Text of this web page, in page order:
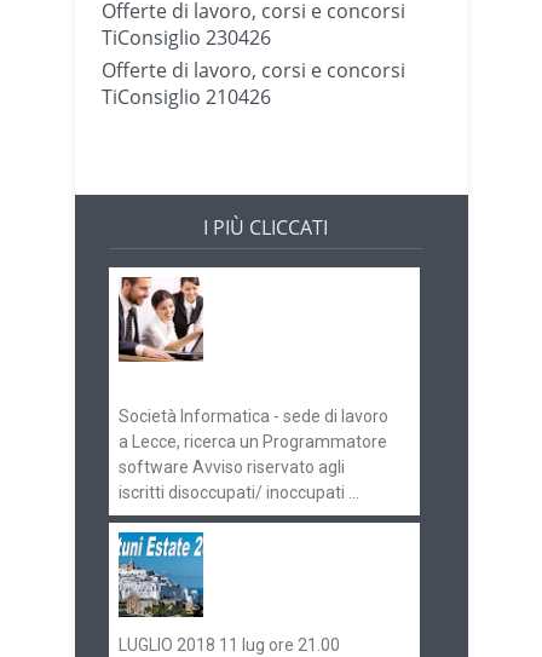
Offerte di lavoro, corsi e concorsi
TiConsiglio 230426
Offerte di lavoro, corsi e concorsi
TiConsiglio 210426
I PIÙ CLICCATI
Società Informatica - sede di lavoro
a Lecce, ricerca un Programmatore
software Avviso riservato agli
iscritti disoccupati/ inoccupati ...
LUGLIO 2018 11 lug ore 21.00